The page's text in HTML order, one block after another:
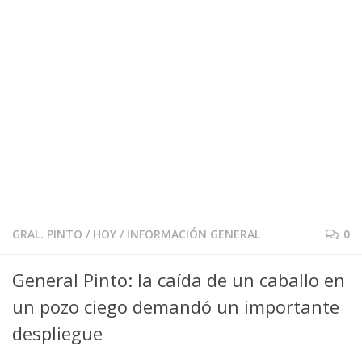
GRAL. PINTO / HOY / INFORMACIÓN GENERAL 0
General Pinto: la caída de un caballo en
un pozo ciego demandó un importante
despliegue